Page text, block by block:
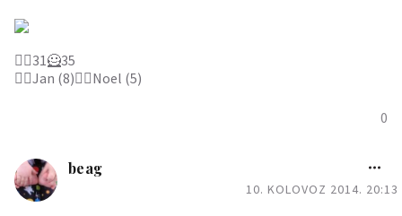
0
🦸‍♀️31🦸35
🙋‍♂️Jan (8)🙆‍♂️Noel (5)
beag
10. KOLOVOZ 2014. 20:13